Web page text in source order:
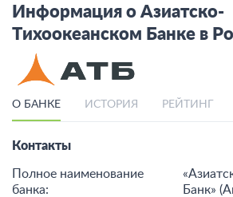
Информация о Азиатско-
Тихоокеанском Банке в
О БАНКЕ ИСТОРИЯ РЕЙТИНГ
Контакты
Полное наименование
банка:
Банк»